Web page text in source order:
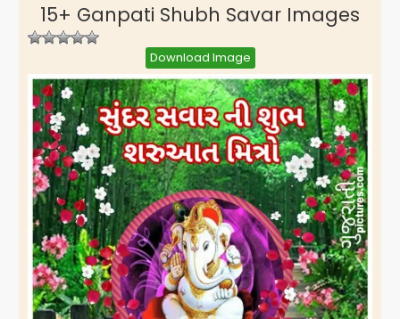
15+ Ganpati Shubh Savar Images
Download Image